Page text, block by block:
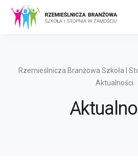
Rzemieślnicza Branżowa Szkoła I
Aktualności